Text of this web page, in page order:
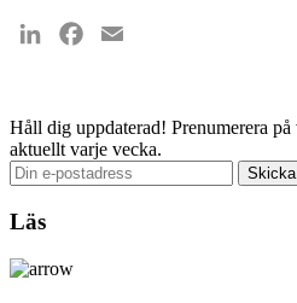
LinkedInFacebook
Håll dig uppdaterad! Prenumerera
aktuellt varje vecka.
Läs